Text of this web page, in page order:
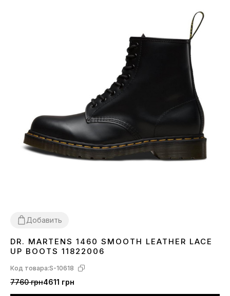
Добавить
36 373840 424344 45
DR. MARTENS 1460 SMOOTH LEATHER LACE
UP BOOTS 11822006
Код товара:S-10618
7760 грн4611 грн